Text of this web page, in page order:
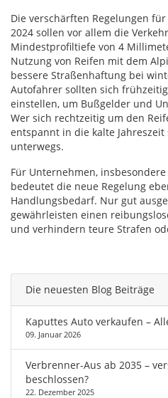
Die verschärften Regelungen
2024 sollen vor allem die
Mindestprofiltiefe von 4
Nutzung von Reifen mit dem
bessere Straßenhaftung bei
Autofahrer sollten sich
einstellen, um Bußgelder und
Wer sich rechtzeitig um den
entspannt in die kalte
unterwegs.
Für Unternehmen,
bedeutet die neue Regelung
Handlungsbedarf. Nur gut
gewährleisten einen
und verhindern teure Strafen
Die neuesten Blog Beiträge
Kaputtes Auto verkaufen –
09. Januar 2026
Verbrenner-Aus ab 2035 –
beschlossen?
22. Dezember 2025